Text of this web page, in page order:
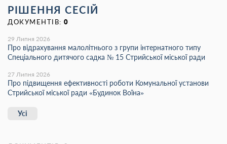
РІШЕННЯ СЕСІЙ
ДОКУМЕНТІВ: 0
29 Липня 2026
Про відрахування малолітнього з групи інтернатного типу
Спеціального дитячого садка № 15 Стрийської міської ради
27 Липня 2026
Про підвищення ефективності роботи Комунальної установи
Стрийської міської ради «Будинок Воїна»
Усі